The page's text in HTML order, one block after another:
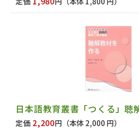
日本語教育叢書「つくる」聴
定価 2,200円 （本体 2,000 円）